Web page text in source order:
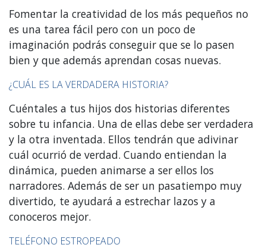
Fomentar la creatividad de los más pequeños no
es una tarea fácil pero con un poco de
imaginación podrás conseguir que se lo pasen
bien y que además aprendan cosas nuevas.
¿CUÁL ES LA VERDADERA HISTORIA?
Cuéntales a tus hijos dos historias diferentes
sobre tu infancia. Una de ellas debe ser verdadera
y la otra inventada. Ellos tendrán que adivinar
cuál ocurrió de verdad. Cuando entiendan la
dinámica, pueden animarse a ser ellos los
narradores. Además de ser un pasatiempo muy
divertido, te ayudará a estrechar lazos y a
conoceros mejor.
TELÉFONO ESTROPEADO